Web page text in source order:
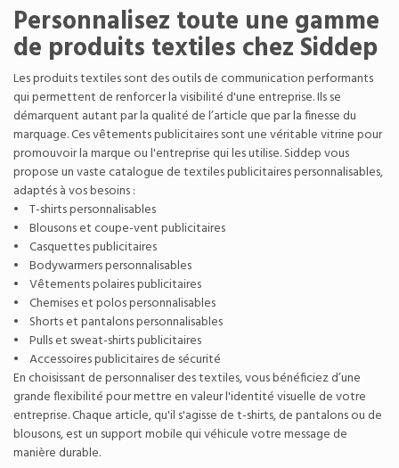
Personnalisez toute une gamme
de produits textiles chez Siddep
Les produits textiles sont des outils de communication performants
qui permettent de renforcer la visibilité d'une entreprise. Ils se
démarquent autant par la qualité de l’article que par la finesse du
marquage. Ces vêtements publicitaires sont une véritable vitrine pour
promouvoir la marque ou l'entreprise qui les utilise. Siddep vous
propose un vaste catalogue de textiles publicitaires personnalisables,
adaptés à vos besoins :
• T-shirts personnalisables
• Blousons et coupe-vent publicitaires
• Casquettes publicitaires
• Bodywarmers personnalisables
• Vêtements polaires publicitaires
• Chemises et polos personnalisables
• Shorts et pantalons personnalisables
• Pulls et sweat-shirts publicitaires
• Accessoires publicitaires de sécurité
En choisissant de personnaliser des textiles, vous bénéficiez d’une
grande flexibilité pour mettre en valeur l'identité visuelle de votre
entreprise. Chaque article, qu'il s'agisse de t-shirts, depantalonsou de
blousons, est un support mobile qui véhicule votre message de
manière durable.